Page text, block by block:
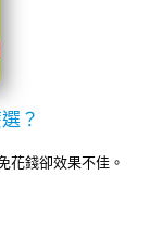
？
花錢卻效果不佳。